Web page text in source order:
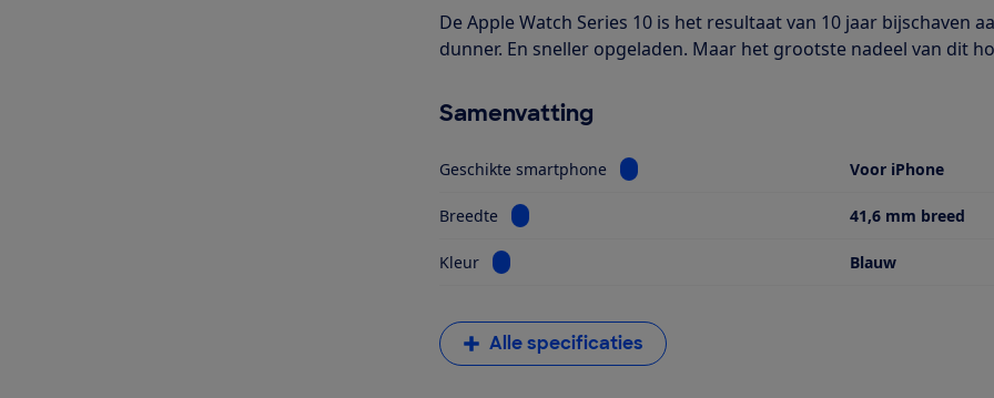
De Apple Watch Series 10 is het resultaat van 10 jaar bijschaven
dunner. En sneller opgeladen. Maar het grootste nadeel van dit
Samenvatting
Geschikte smartphone Bekijk informatie voor Geschikte smartphone
Voor iPhone
Breedte Bekijk informatie voor Breedte 41,6 mm breed
Kleur Bekijk informatie voor Kleur Blauw
Alle specificaties